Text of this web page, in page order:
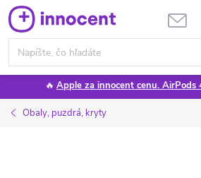
Prejsť
na
obsah
🔥 Apple za innocent cenu. AirPods
Obaly, puzdrá, kryty